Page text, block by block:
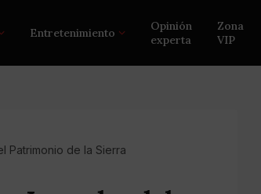
Entretenimiento
Opinión
experta
Zona
VIP
Patrimonio de la Sierra